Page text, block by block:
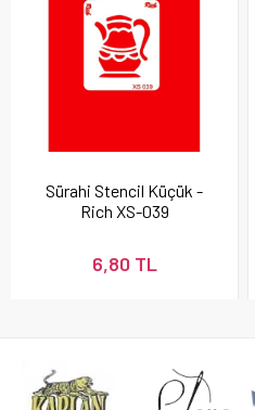
Sürahi Stencil Küçük -
Rich XS-039
6,80 TL